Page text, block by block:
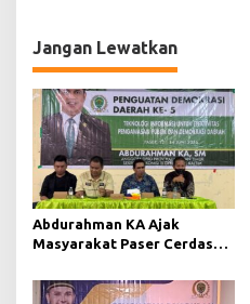
Jangan Lewatkan
Abdurahman KA Ajak
Masyarakat Paser Cerdas
Digital